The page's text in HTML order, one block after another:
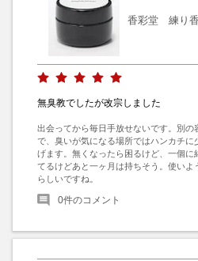
香彩堂 練り
無臭教でしたが改宗しました
出会ってから毎日手放せないです。別の
で、臭いが気になる場所ではハンカチ
げます。無くなったら困るけど、一個に
てるけどあと一ヶ月は持ちそう。使いよ
らしいですね。
0件のコメント